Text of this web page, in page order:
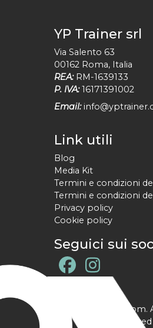
YP Trainer srl
Via Salento 63
00162 Roma, Italia
REA: RM-1639133
P. IVA: 16171391002
Email:
Link utili
Blog
Media Kit
Termini e condizioni
Termini e condizioni
Privacy policy
Cookie policy
Seguici sui
@ YPtrainer.com.
Reserved